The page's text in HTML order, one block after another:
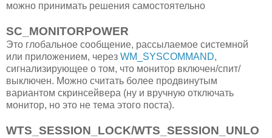
можно принимать решения самостоятельно
SC_MONITORPOWER
Это глобальное сообщение, рассылаемое системной
или приложением, через WM_SYSCOMMAND,
сигнализирующее о том, что монитор включен/спит/
выключен. Можно считать более продвинутым
вариантом скринсейвера (ну и вручную отключать
монитор, но это не тема этого поста).
WTS_SESSION_LOCK/WTS_SESSION_UNLO